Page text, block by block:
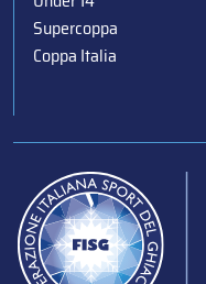
Supercoppa
Coppa Italia